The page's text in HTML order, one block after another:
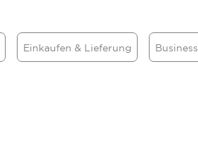
Einkaufen & Lieferung Business